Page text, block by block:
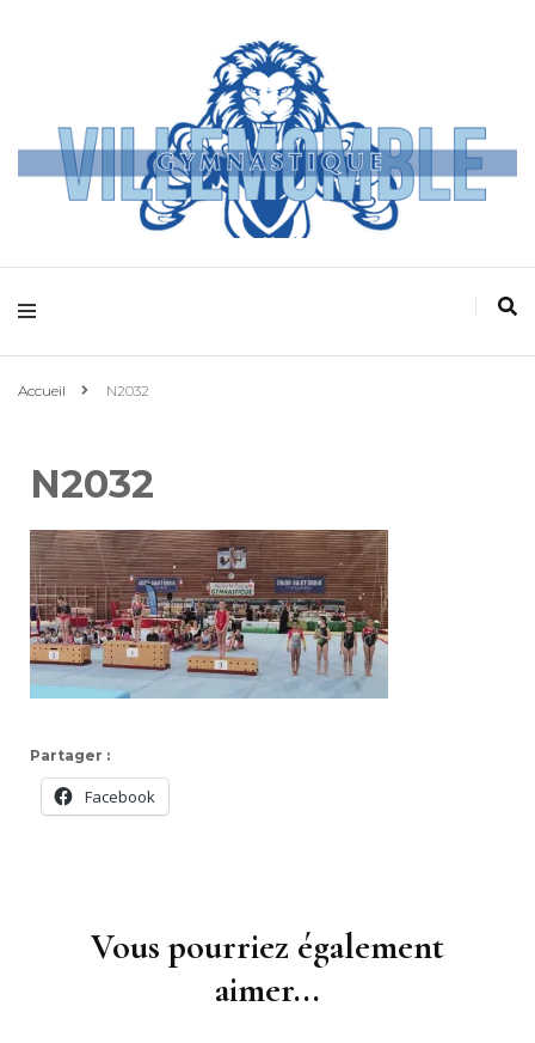
Villemomble
Gymnastique
Accueil N2032
N2032
Partager :
Facebook
Vous pourriez également
aimer...